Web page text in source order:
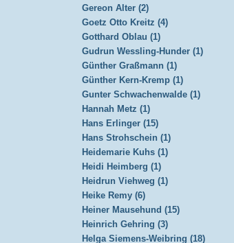
Gereon Alter (2)
Goetz Otto Kreitz (4)
Gotthard Oblau (1)
Gudrun Wessling-Hunder (1)
Günther Graßmann (1)
Günther Kern-Kremp (1)
Gunter Schwachenwalde (1)
Hannah Metz (1)
Hans Erlinger (15)
Hans Strohschein (1)
Heidemarie Kuhs (1)
Heidi Heimberg (1)
Heidrun Viehweg (1)
Heike Remy (6)
Heiner Mausehund (15)
Heinrich Gehring (3)
Helga Siemens-Weibring (18)